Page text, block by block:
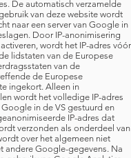
De automatisch verzamelde
van deze website wordt
naar een server van Google in
Door IP-anonimisering
wordt het IP-adres vóór
lidstaten van de Europese
van de
de Europese
ingekort. Alleen in
wordt het volledige IP-adres
Google in de VS gestuurd en
IP-adres dat
verzonden als onderdeel van
over het algemeen niet
andere Google-gegevens. Na